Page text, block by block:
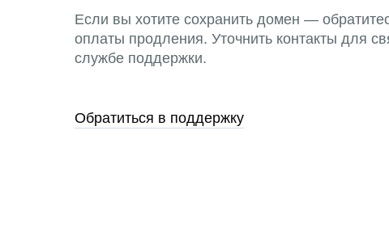
Если вы хотите сохранить домен —
оплаты продления. Уточнить контакты для
службе поддержки.
Обратиться в поддержку